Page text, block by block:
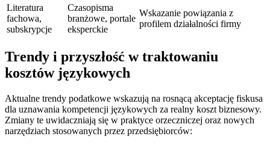
Literatura
fachowa,
subskrypcje
Czasopisma
branżowe, portale
eksperckie
Wskazanie powiązania z
profilem działalności firmy
Trendy i przyszłość w traktowaniu
kosztów językowych
Aktualne trendy podatkowe wskazują na rosnącą akceptację fiskusa
dla uznawania kompetencji językowych za realny koszt biznesowy.
Zmiany te uwidaczniają się w praktyce orzeczniczej oraz nowych
narzędziach stosowanych przez przedsiębiorców: